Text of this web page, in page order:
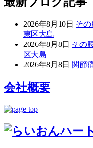
2026年8月10日 そ
東区大島
2026年8月8日 その
区大島
2026年8月8日 関節
会社概要